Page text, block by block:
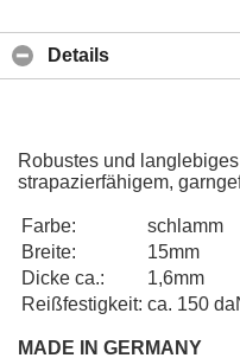
Details
Robustes und
strapazierfähigem,
Farbe:
schlamm
Breite:
15mm
Dicke ca.:
1,6mm
Reißfestigkeit: ca. 150
MADE IN GERMANY